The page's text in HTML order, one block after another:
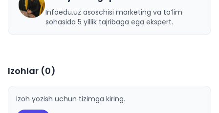
U
Infoedu.uz asoschisi marketing va ta’lim
sohasida 5 yillik tajribaga ega ekspert.
Izohlar (0)
Izoh yozish uchun tizimga kiring.